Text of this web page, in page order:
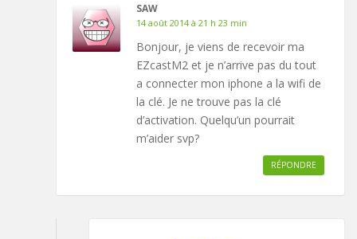
SAW
14 août 2014 à 21 h 23 min
Bonjour, je viens de recevoir ma
EZcastM2 et je n’arrive pas du tout
a connecter mon iphone a la wifi de
la clé. Je ne trouve pas la clé
d’activation. Quelqu’un pourrait
m’aider svp?
RÉPONDRE